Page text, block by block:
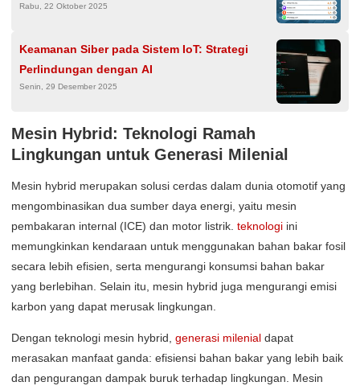
Rabu, 22 Oktober 2025
Keamanan Siber pada Sistem IoT: Strategi
Perlindungan dengan AI
Senin, 29 Desember 2025
Mesin Hybrid: Teknologi Ramah
Lingkungan untuk Generasi Milenial
Mesin hybrid merupakan solusi cerdas dalam dunia otomotif yang
mengombinasikan dua sumber daya energi, yaitu mesin
pembakaran internal (ICE) dan motor listrik. teknologi ini
memungkinkan kendaraan untuk menggunakan bahan bakar fosil
secara lebih efisien, serta mengurangi konsumsi bahan bakar
yang berlebihan. Selain itu, mesin hybrid juga mengurangi emisi
karbon yang dapat merusak lingkungan.
Dengan teknologi mesin hybrid, generasi milenial dapat
merasakan manfaat ganda: efisiensi bahan bakar yang lebih baik
dan pengurangan dampak buruk terhadap lingkungan. Mesin